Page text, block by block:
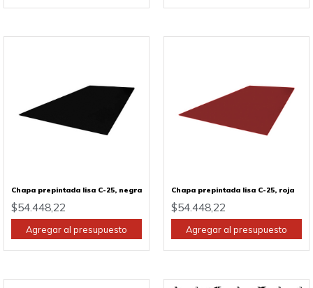
Chapa prepintada lisa C-25, negra
$54.448,22
Agregar al presupuesto
Chapa prepintada lisa C-25, roja
$54.448,22
Agregar al presupuesto